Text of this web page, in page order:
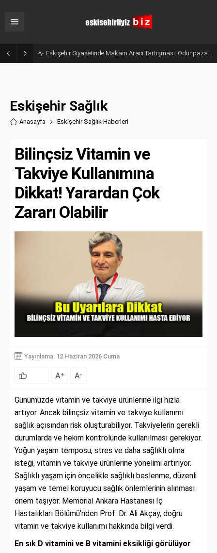
AK Parti’nin 25. Kuruluş Yıl Dönümünde Eskişehir’de Anlamlı Mevlit Programı
Eskişehir Sağlık
Anasayfa Eskişehir Sağlık Haberleri
Bilinçsiz Vitamin ve
Takviye Kullanımına
Dikkat! Yarardan Çok
Zararı Olabilir
Yayınlama: 12 Haziran 2026 Cuma
A+ A-
Günümüzde vitamin ve takviye ürünlerine ilgi hızla
artıyor. Ancak bilinçsiz vitamin ve takviye kullanımı
sağlık açısından risk oluşturabiliyor. Takviyelerin gerekli
durumlarda ve hekim kontrolünde kullanılması gerekiyor.
Yoğun yaşam temposu, stres ve daha sağlıklı olma
isteği, vitamin ve takviye ürünlerine yönelimi artırıyor.
Sağlıklı yaşam için öncelikle sağlıklı beslenme, düzenli
yaşam ve temel koruyucu sağlık önlemlerinin alınması
önem taşıyor. Memorial Ankara Hastanesi İç
Hastalıkları Bölümü’nden Prof. Dr. Ali Akçay, doğru
vitamin ve takviye kullanımı hakkında bilgi verdi.
En sık D vitamini ve B vitamini eksikliği görülüyor